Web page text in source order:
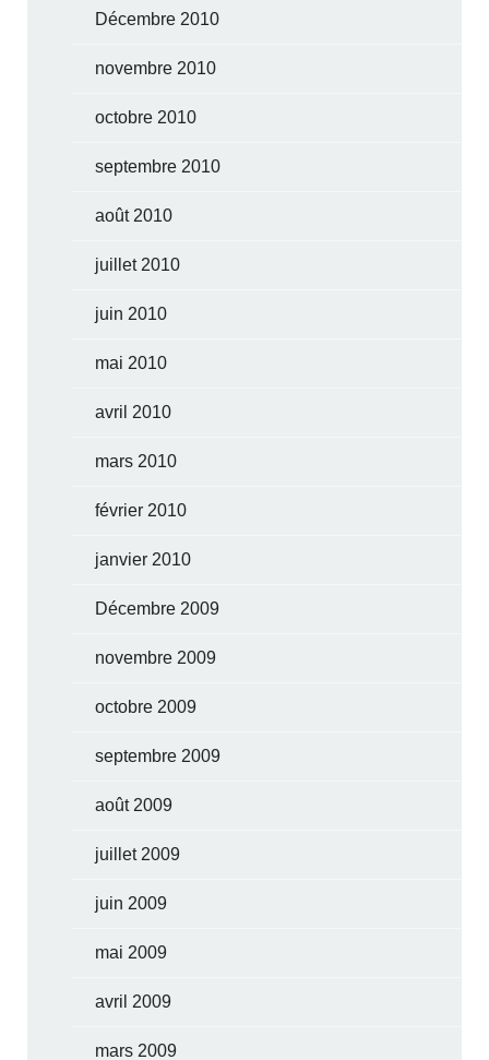
Décembre 2010
novembre 2010
octobre 2010
septembre 2010
août 2010
juillet 2010
juin 2010
mai 2010
avril 2010
mars 2010
février 2010
janvier 2010
Décembre 2009
novembre 2009
octobre 2009
septembre 2009
août 2009
juillet 2009
juin 2009
mai 2009
avril 2009
mars 2009